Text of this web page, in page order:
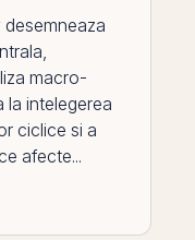
desemneaza
macro-
la intelegerea
ciclice si a
afecte...